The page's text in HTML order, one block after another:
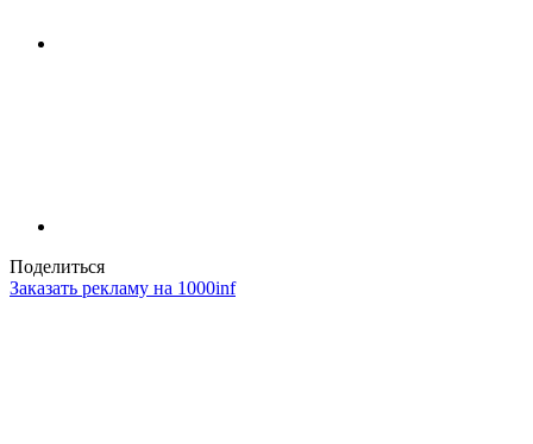
Поделиться
Заказать рекламу на 1000inf